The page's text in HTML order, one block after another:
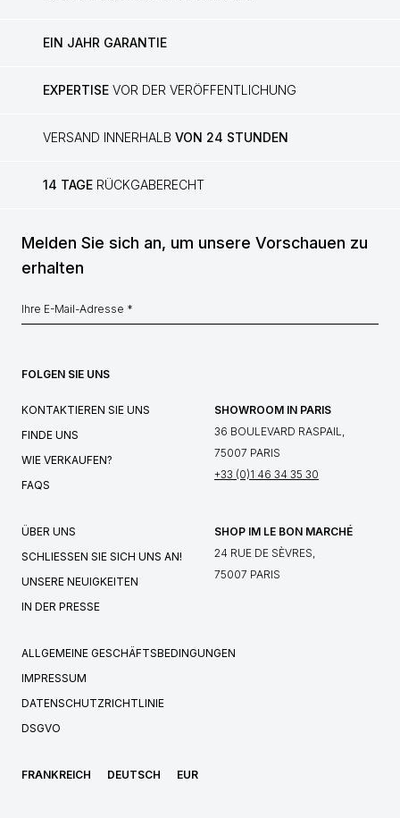
EIN JAHR GARANTIE
EXPERTISE VOR DER VERÖFFENTLICHUNG
VERSAND INNERHALB VON 24 STUNDEN
14 TAGE RÜCKGABERECHT
Melden Sie sich an, um unsere Vorschauen zu
erhalten
FOLGEN SIE UNS
KONTAKTIEREN SIE UNS
FINDE UNS
WIE VERKAUFEN?
FAQS
SHOWROOM IN PARIS
36 BOULEVARD RASPAIL,
75007 PARIS
+33 (0)1 46 34 35 30
ÜBER UNS
SCHLIESSEN SIE SICH UNS AN!
UNSERE NEUIGKEITEN
IN DER PRESSE
SHOP IM LE BON MARCHÉ
24 RUE DE SÈVRES,
75007 PARIS
ALLGEMEINE GESCHÄFTSBEDINGUNGEN
IMPRESSUM
DATENSCHUTZRICHTLINIE
DSGVO
FRANKREICH DEUTSCH EUR